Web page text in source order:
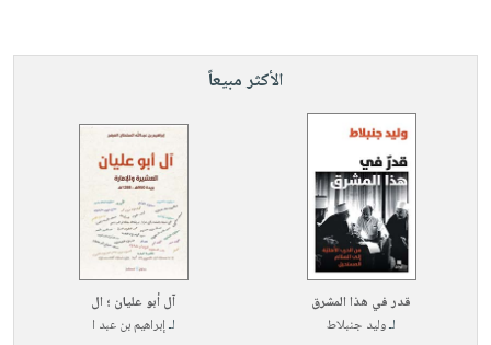
الأكثر مبيعاً
قدر في هذا المشرق
لـوليد جنبلاط
آل أبو عليان ؛ ال
لـإبراهيم بن عبد ا